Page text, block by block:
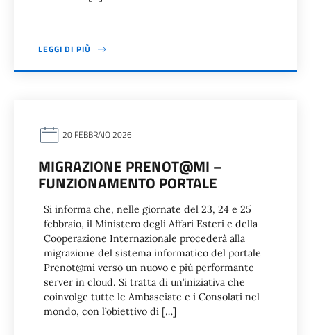
LEGGI DI PIÙ
20 FEBBRAIO 2026
MIGRAZIONE PRENOT@MI –
FUNZIONAMENTO PORTALE
Si informa che, nelle giornate del 23, 24 e 25
febbraio, il Ministero degli Affari Esteri e della
Cooperazione Internazionale procederà alla
migrazione del sistema informatico del portale
Prenot@mi verso un nuovo e più performante
server in cloud. Si tratta di un’iniziativa che
coinvolge tutte le Ambasciate e i Consolati nel
mondo, con l’obiettivo di […]